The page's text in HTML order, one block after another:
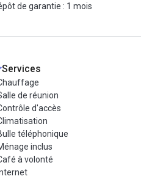
de garantie : 1 mois
Services
de réunion
d'accès
téléphonique
inclus
à volonté